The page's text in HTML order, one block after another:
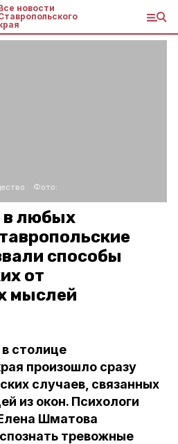
новости
Фото:
в любых
способы
от
мыслей
столице
произошло сразу
случаев, связанных
из окон. Психологи
Шматова
тревожные